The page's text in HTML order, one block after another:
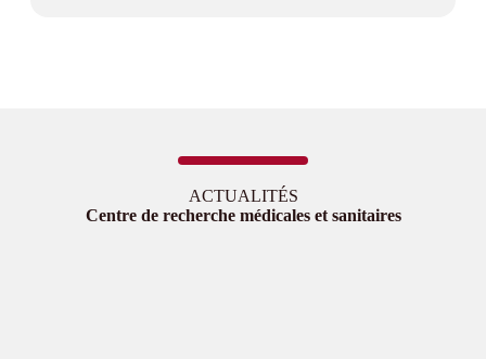
ACTUALITÉS
Centre de recherche médicales et sanitaires